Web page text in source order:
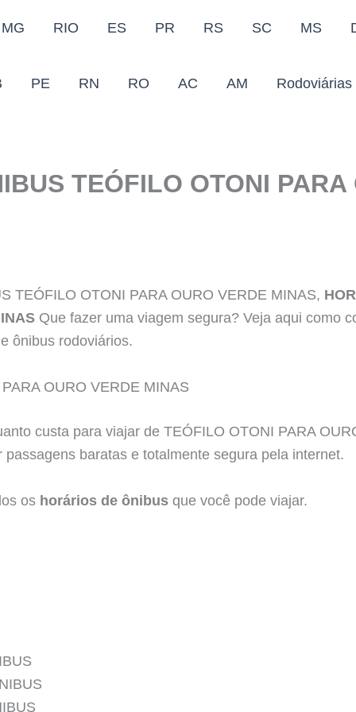
MG RIO ES PR RS SC MS
PE RN RO AC AM Rodoviárias
TEÓFILO OTONI PARA
TEÓFILO OTONI PARA OURO VERDE MINAS,
Que fazer uma viagem segura? Veja aqui como
ônibus rodoviários.
OURO VERDE MINAS
custa para viajar de TEÓFILO OTONI PARA
baratas e totalmente segura pela internet.
os horários de ônibus que você pode viajar.